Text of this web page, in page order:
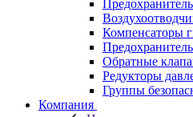
Компенсаторы
Обратные
Редукторы
Группы
Компания